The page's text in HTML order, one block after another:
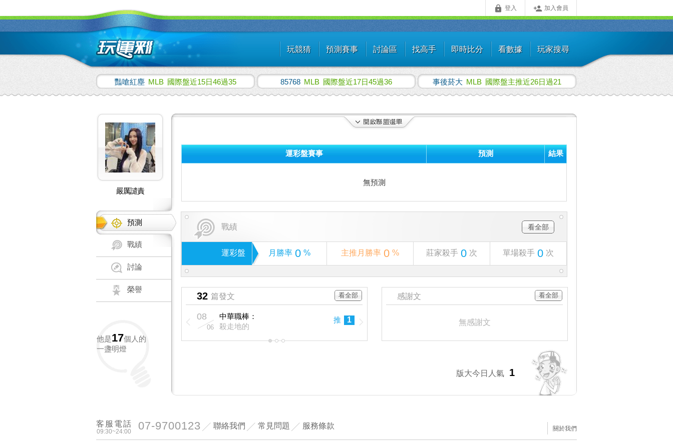
玩競猜 預測賽事 討論區 找高手 即時比分 看數據 玩家搜尋
 登入  加入會員
豔嗆紅塵 MLB 國際盤近15日46過35 85768 MLB 國際盤近17日45過36 事後菸大 MLB 國際盤主推近26日過21
嚴厲譴責
預測
戰績
討論
榮譽
他是17個人的
一盞明燈
運彩盤賽事 預測 結果
無預測
戰績 看全部
運彩盤 月勝率 0 % 主推月勝率 0 % 莊家殺手 0 次 單場殺手 0 次
32 篇發文 看全部
08
06
中華職棒：
殺走地的
推 1
感謝文 看全部
無感謝文
版大今日人氣 1
09:30~24:00
客服電話 07-9700123 聯絡我們 常見問題 服務條款 關於我們